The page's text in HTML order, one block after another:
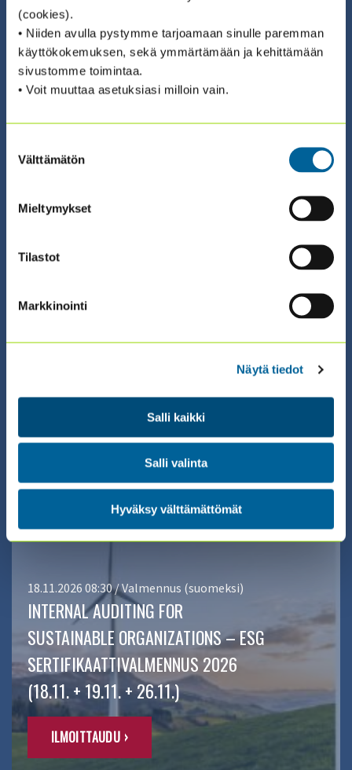
(cookies).
• Niiden avulla pystymme tarjoamaan sinulle paremman
käyttökokemuksen, sekä ymmärtämään ja kehittämään
sivustomme toimintaa.
• Voit muuttaa asetuksiasi milloin vain.
valinta
Välttämätön
Mieltymykset
Tilastot
Markkinointi
Näytä tiedot
Salli kaikki
Salli valinta
Hyväksy välttämättömät
25.08.2026 08:30 / Valmennus (suomeksi)
PÄIVITETTY SISÄISEN
TARKASTUKSEN CIA-
2026 – OSA III
ILMOITTAUDU ›
01.01.2026 00:00 / Valmennus (eng)
ECIIA: CFS-EU, COSO ERM OR COSO IC
CERTIFICATE TRAINING ONLINE
18.11.2026 08:30 / Valmennus (suomeksi)
INTERNAL AUDITING FOR
SUSTAINABLE ORGANIZATIONS – ESG
SERTIFIKAATTIVALMENNUS 2026
(18.11. + 19.11. + 26.11.)
ILMOITTAUDU ›